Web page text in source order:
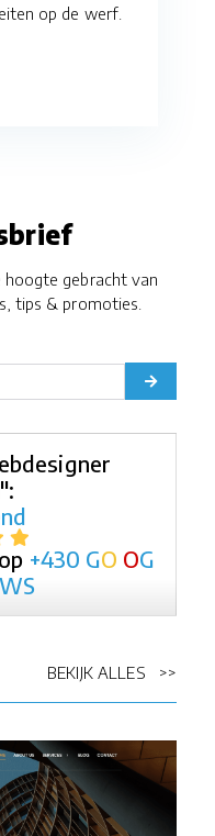
op de werf.
gebracht van
tips & promoties.
+430 GO OG
BEKIJK ALLES >>